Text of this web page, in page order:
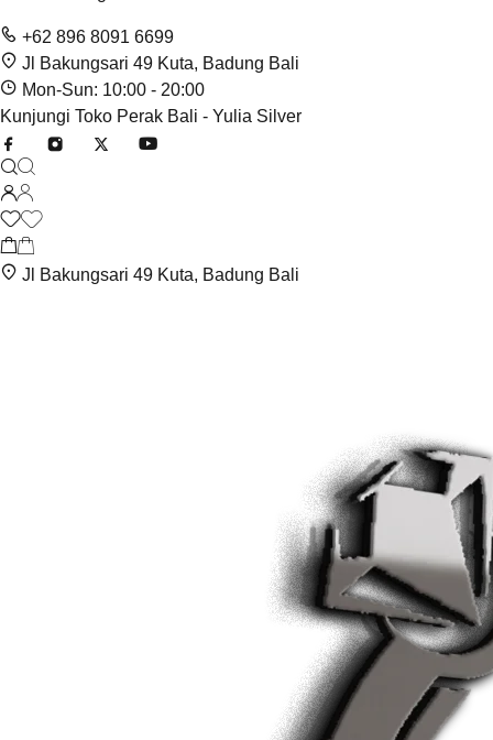
+62 896 8091 6699
Jl Bakungsari 49 Kuta, Badung Bali
Mon-Sun: 10:00 - 20:00
Kunjungi Toko Perak Bali - Yulia Silver
Jl Bakungsari 49 Kuta, Badung Bali